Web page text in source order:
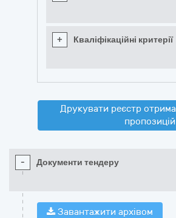
+ Кваліфікаційні критерії
Друкувати реєстр
пропозицій
- Документи тендеру
Завантажити архівом